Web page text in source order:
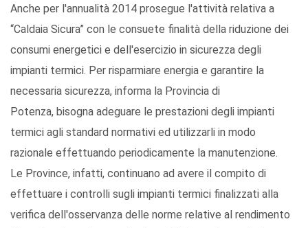
Anche per l'annualità 2014 prosegue l'attività relativa a
“Caldaia Sicura” con le consuete finalità della riduzione dei
consumi energetici e dell'esercizio in sicurezza degli
impianti termici. Per risparmiare energia e garantire la
necessaria sicurezza, informa la Provincia di
Potenza, bisogna adeguare le prestazioni degli impianti
termici agli standard normativi ed utilizzarli in modo
razionale effettuando periodicamente la manutenzione.
Le Province, infatti, continuano ad avere il compito di
effettuare i controlli sugli impianti termici finalizzati alla
verifica dell'osservanza delle norme relative al rendimento